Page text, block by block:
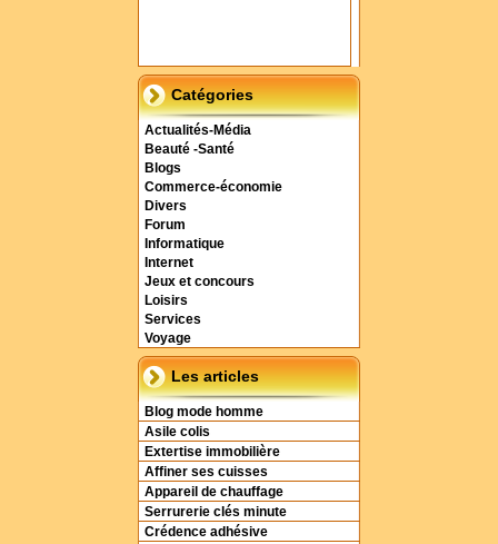
Catégories
Actualités-Média
Beauté -Santé
Blogs
Commerce-économie
Divers
Forum
Informatique
Internet
Jeux et concours
Loisirs
Services
Voyage
Les articles
Blog mode homme
Asile colis
Extertise immobilière
Affiner ses cuisses
Appareil de chauffage
Serrurerie clés minute
Crédence adhésive